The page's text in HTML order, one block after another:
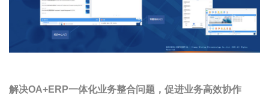
解决OA+ERP一体化业务整合问题，促进业务高效协作